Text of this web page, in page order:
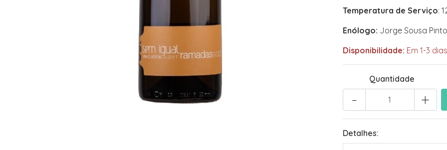
Temperatura de Serviço:
Enólogo: Jorge Sousa Pinto
Disponibilidade: Em 1-3
Quantidade
+
-
Detalhes: